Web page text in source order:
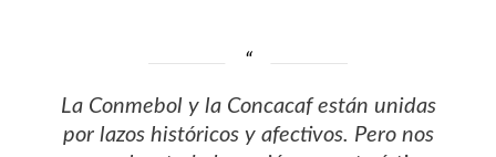
La Conmebol y la Concacaf están unidas
por lazos históricos y afectivos. Pero nos